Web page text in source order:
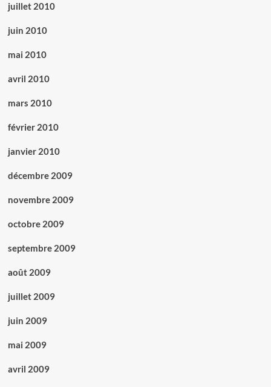
juillet 2010
juin 2010
mai 2010
avril 2010
mars 2010
février 2010
janvier 2010
décembre 2009
novembre 2009
octobre 2009
septembre 2009
août 2009
juillet 2009
juin 2009
mai 2009
avril 2009